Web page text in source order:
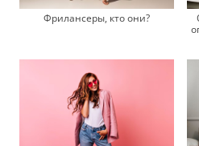
Фрилансеры, кто они?